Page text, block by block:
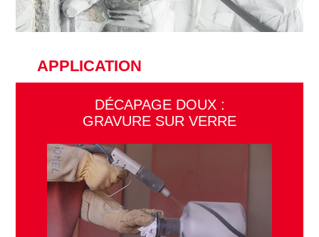
APPLICATION
DÉCAPAGE DOUX :
GRAVURE SUR VERRE